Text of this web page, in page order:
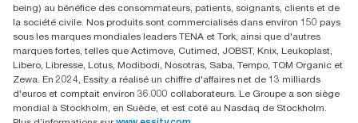
being) au bénéfice des consommateurs, patients, soignants, clients et de
la société civile. Nos produits sont commercialisés dans environ 150 pays
sous les marques mondiales leaders TENA et Tork, ainsi que d'autres
marques fortes, telles que Actimove, Cutimed, JOBST, Knix, Leukoplast,
Libero, Libresse, Lotus, Modibodi, Nosotras, Saba, Tempo, TOM Organic et
Zewa. En 2024, Essity a réalisé un chiffre d'affaires net de 13 milliards
d'euros et comptait environ 36.000 collaborateurs. Le Groupe a son siège
mondial à Stockholm, en Suède, et est coté au Nasdaq de Stockholm.